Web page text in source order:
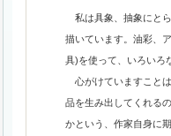
私は具象、抽象にと
描いています。油彩、
具)を使って、いろいろ
心がけていますこと
品を生み出してくれる
かという、作家自身に